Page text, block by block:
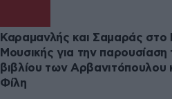
Καραμανλής και Σαμαράς
Μουσικής για την παρουσίαση
βιβλίου των Αρβανιτόπουλου
Φίλη